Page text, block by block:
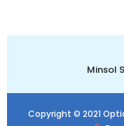
Minsol
Copyright © 2021